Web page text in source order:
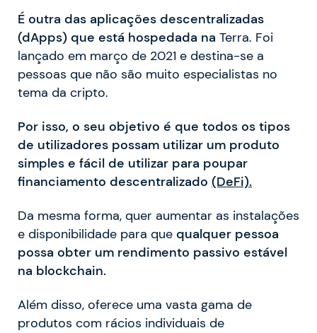
É outra das aplicações descentralizadas
(dApps) que está hospedada na Terra. Foi
lançado em março de 2021 e destina-se a
pessoas que não são muito especialistas no
tema da cripto.
Por isso, o seu objetivo é que todos os tipos
de utilizadores possam utilizar um produto
simples e fácil de utilizar para poupar
financiamento descentralizado (DeFi).
Da mesma forma, quer aumentar as instalações
e disponibilidade para que qualquer pessoa
possa obter um rendimento passivo estável
na blockchain.
Além disso, oferece uma vasta gama de
produtos com rácios individuais de